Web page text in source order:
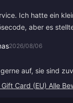
Ich hatte ein
aber es
war. Nach der
wurde das Problem
2026/08/06
auf, sie sind
Card (EU) Alle